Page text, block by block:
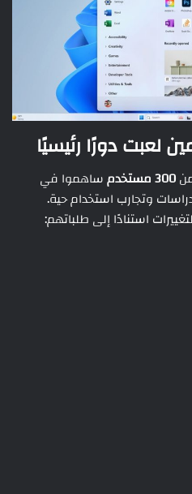
لعبت دورًا رئيسيًا
300 مستخدم
ساهموا في
وتجارب استخدام حية.
استنادًا إلى طلباتهم: